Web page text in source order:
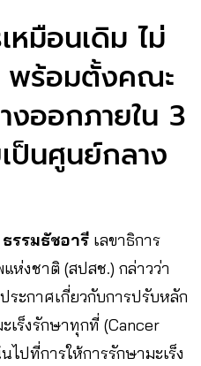
หมือนเดิม ไม่
พร้อมตั้งคณะ
งออกภายใน 3
ป็นศูนย์กลาง
รรมธัชอารี เลขาธิการ
ห่งชาติ (สปสช.) กล่าวว่า
ระกาศเกี่ยวกับการปรับหลัก
เร็งรักษาทุกที่ (Cancer
ไปที่การให้การรักษามะเร็ง